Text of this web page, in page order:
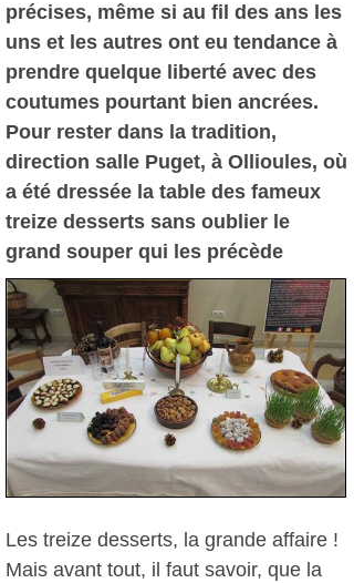
précises, même si au fil des ans les
uns et les autres ont eu tendance à
prendre quelque liberté avec des
coutumes pourtant bien ancrées.
Pour rester dans la tradition,
direction salle Puget, à Ollioules, où
a été dressée la table des fameux
treize desserts sans oublier le
grand souper qui les précède
Les treize desserts, la grande affaire !
Mais avant tout, il faut savoir, que la